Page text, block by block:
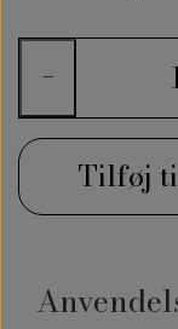
−
Tilføj